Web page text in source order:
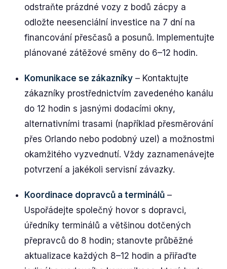
odstraňte prázdné vozy z bodů zácpy a
odložte neesenciální investice na 7 dní na
financování přesčasů a posunů. Implementujte
plánované zátěžové směny do 6–12 hodin.
Komunikace se zákazníky – Kontaktujte
zákazníky prostřednictvím zavedeného kanálu
do 12 hodin s jasnými dodacími okny,
alternativními trasami (například přesměrování
přes Orlando nebo podobný uzel) a možnostmi
okamžitého vyzvednutí. Vždy zaznamenávejte
potvrzení a jakékoli servisní závazky.
Koordinace dopravců a terminálů –
Uspořádejte společný hovor s dopravci,
úředníky terminálů a většinou dotčených
přepravců do 8 hodin; stanovte průběžné
aktualizace každých 8–12 hodin a přiřaďte